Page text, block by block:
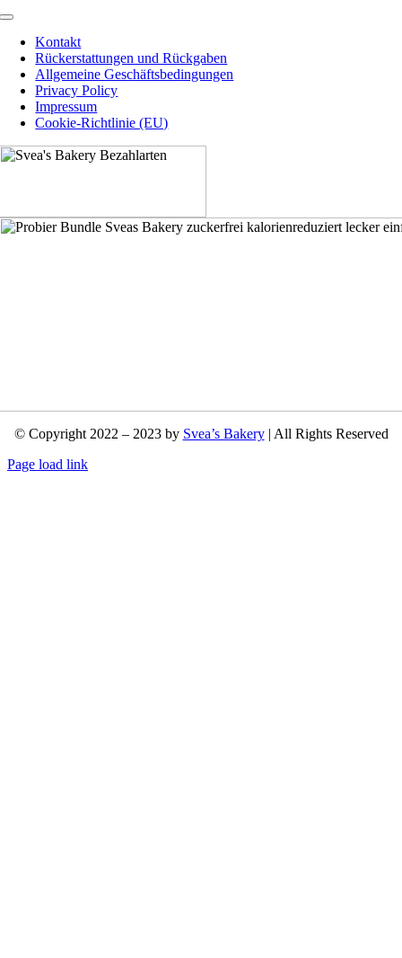
Toggle
Navigation
Kontakt
Rückerstattungen und Rückgaben
Allgemeine Geschäftsbedingungen
Privacy Policy
Impressum
Cookie-Richtlinie (EU)
© Copyright 2022 – 2023 by Svea’s Bakery| All Rights Reserved
Page load link